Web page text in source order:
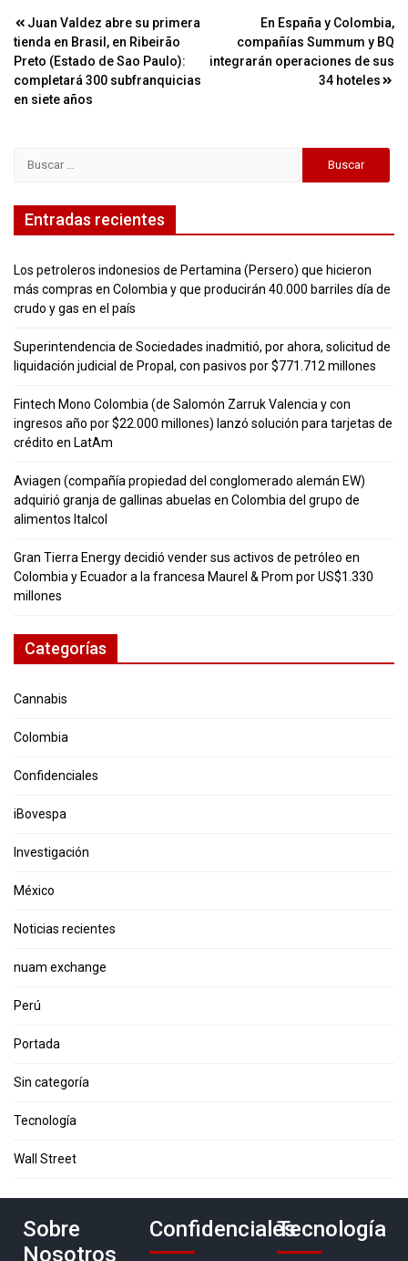
Navegación
de
entradas
Juan Valdez abre su primera
tienda en Brasil, en Ribeirão
Preto (Estado de Sao Paulo):
completará 300 subfranquicias
en siete años
En España y Colombia,
compañías Summum y BQ
integrarán operaciones de sus
34 hoteles
Entradas recientes
Los petroleros indonesios de Pertamina (Persero) que hicieron
más compras en Colombia y que producirán 40.000 barriles día de
crudo y gas en el país
Superintendencia de Sociedades inadmitió, por ahora, solicitud de
liquidación judicial de Propal, con pasivos por $771.712 millones
Fintech Mono Colombia (de Salomón Zarruk Valencia y con
ingresos año por $22.000 millones) lanzó solución para tarjetas de
crédito en LatAm
Aviagen (compañía propiedad del conglomerado alemán EW)
adquirió granja de gallinas abuelas en Colombia del grupo de
alimentos Italcol
Gran Tierra Energy decidió vender sus activos de petróleo en
Colombia y Ecuador a la francesa Maurel & Prom por US$1.330
millones
Categorías
Cannabis
Colombia
Confidenciales
iBovespa
Investigación
México
Noticias recientes
nuam exchange
Perú
Portada
Sin categoría
Tecnología
Wall Street
Sobre
Nosotros
ConfidencialesTecnología